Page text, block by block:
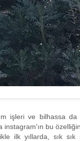
işleri ve bilhassa
instagram'ın bu
ilk yıllarda, sık sık